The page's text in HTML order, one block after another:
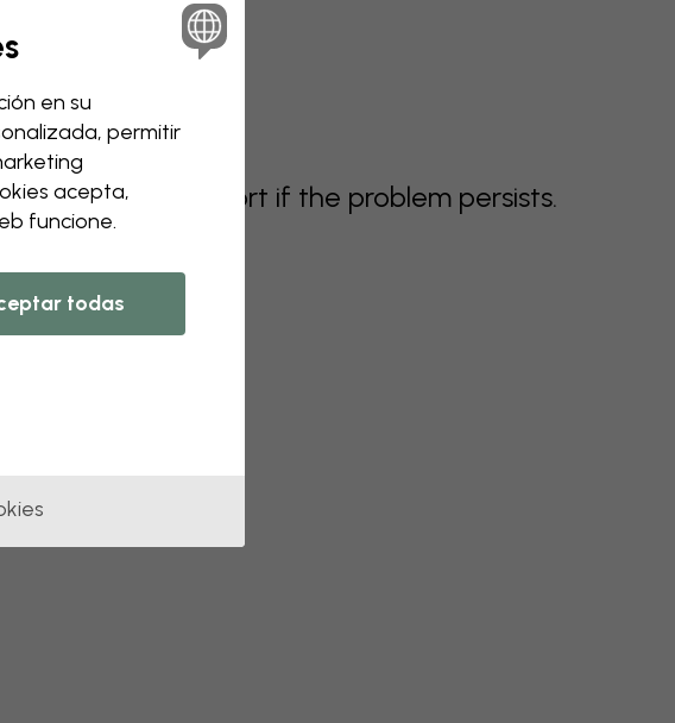
customer support if the problem persists.
en su
permitir
acepta,
funcione.
todas